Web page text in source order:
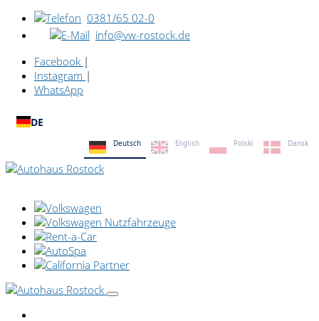
0381/65 02-0
info@vw-rostock.de
Facebook |
Instagram |
WhatsApp
DE
Deutsch English Polski Dansk